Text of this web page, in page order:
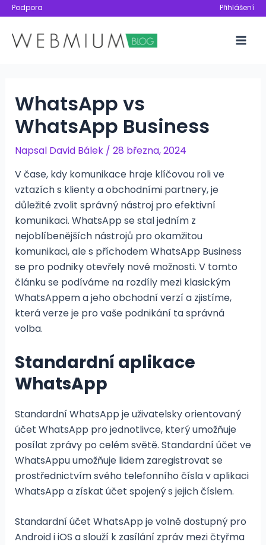
Přeskočit
obsah
Podpora Přihlášení
WhatsApp vs
WhatsApp Business
Napsal David Bálek / 28 března, 2024
V čase, kdy komunikace hraje klíčovou roli ve
vztazích s klienty a obchodními partnery, je
důležité zvolit správný nástroj pro efektivní
komunikaci. WhatsApp se stal jedním z
nejoblíbenějších nástrojů pro okamžitou
komunikaci, ale s příchodem WhatsApp Business
se pro podniky otevřely nové možnosti. V tomto
článku se podíváme na rozdíly mezi klasickým
WhatsAppem a jeho obchodní verzí a zjistíme,
která verze je pro vaše podnikání ta správná
volba.
Standardní aplikace
WhatsApp
Standardní WhatsApp je uživatelsky orientovaný
účet WhatsApp pro jednotlivce, který umožňuje
posílat zprávy po celém světě. Standardní účet ve
WhatsAppu umožňuje lidem zaregistrovat se
prostřednictvím svého telefonního čísla v aplikaci
WhatsApp a získat účet spojený s jejich číslem.
Standardní účet WhatsApp je volně dostupný pro
Android i iOS a slouží k zasílání zpráv mezi čtyřma